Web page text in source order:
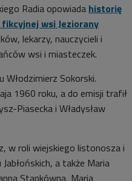
Radia opowiada historię
wsi Jeziorany
lekarzy, nauczycieli i
wsi i miasteczek.
Sokorski.
1960 roku, a do emisji trafił
Piasecka i Władysław
w roli wiejskiego listonosza i
a także Maria
Stankówna, Maria